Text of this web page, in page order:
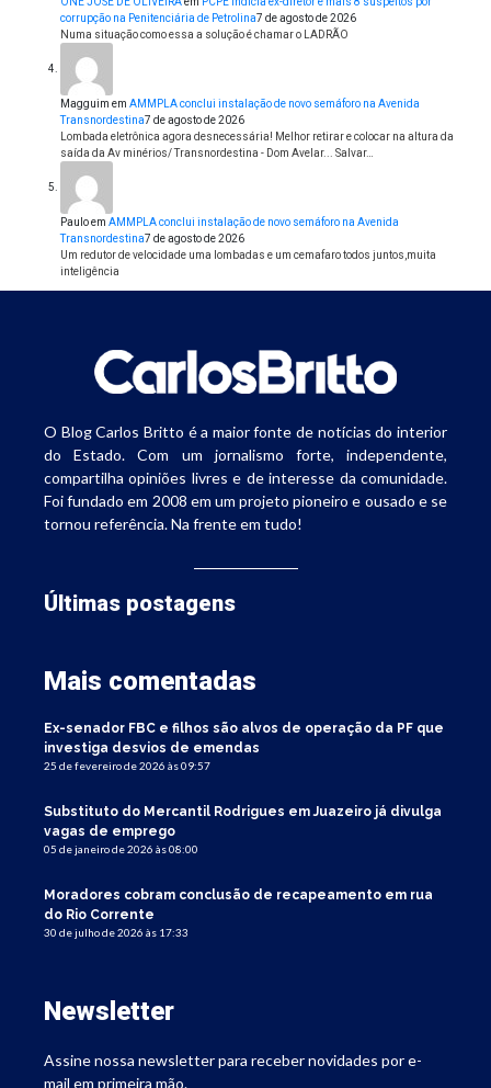
corrupção na Penitenciária de Petrolina7 de agosto de 2026
Numa situação como essa a solução é chamar o LADRÃO
Magguim em AMMPLA conclui instalação de novo semáforo na Avenida
Transnordestina7 de agosto de 2026
Lombada eletrônica agora desnecessária! Melhor retirar e colocar na altura da
saída da Av minérios/ Transnordestina - Dom Avelar... Salvar…
Pauloem AMMPLA conclui instalação de novo semáforo na Avenida
Transnordestina7 de agosto de 2026
Um redutor de velocidade uma lombadas e um cemafaro todos juntos,muita
inteligência
O Blog Carlos Britto é a maior fonte de notícias do interior
do Estado. Com um jornalismo forte, independente,
compartilha opiniões livres e de interesse da comunidade.
Foi fundado em 2008 em um projeto pioneiro e ousado e se
tornou referência. Na frente em tudo!
Últimas postagens
Mais comentadas
Ex-senador FBC e filhos são alvos de operação da PF que
investiga desvios de emendas
25 de fevereiro de 2026 às 09:57
Substituto do Mercantil Rodrigues em Juazeiro já divulga
vagas de emprego
05 de janeiro de 2026 às 08:00
Moradores cobram conclusão de recapeamento em rua
do Rio Corrente
30 de julho de 2026 às 17:33
Newsletter
Assine nossa newsletter para receber novidades por e-
mail em primeira mão.